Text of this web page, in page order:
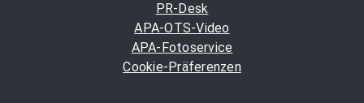
PR-Desk
APA-OTS-Video
APA-Fotoservice
Cookie-Präferenzen